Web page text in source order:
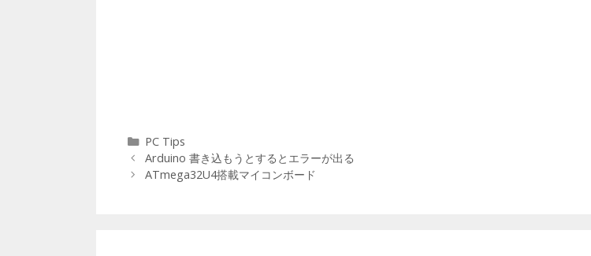
カ
テ
ゴ
PC Tips
投
稿
Arduino 書き込もうとするとエラーが出る
ATmega32U4搭載マイコンボード